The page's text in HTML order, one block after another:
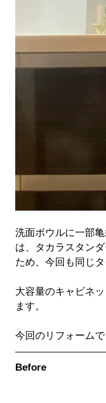
洗面ボウルに一部
は、タカラスタン
ため、今回も同じ
大容量のキャビネ
ます。
今回のリフォーム
Before　　　　　